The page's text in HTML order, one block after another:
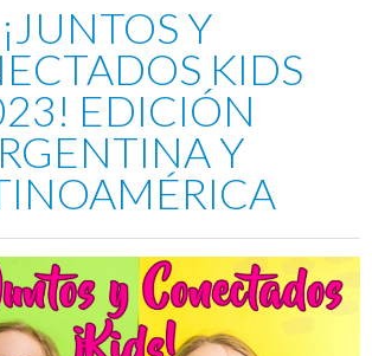
¡JUNTOS Y
KIDS
EDICIÓN
Y